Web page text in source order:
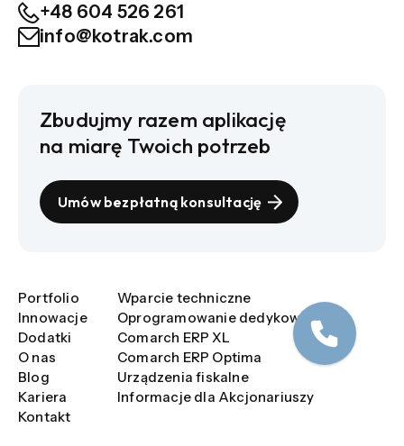
+48 604 526 261
info@kotrak.com
Portfolio
Innowacje
Dodatki
O nas
Blog
Kariera
Kontakt
Wparcie techniczne
Oprogramowanie dedykowane
Comarch ERP XL
Comarch ERP Optima
Urządzenia fiskalne
Informacje dla Akcjonariuszy
Zbudujmy razem aplikację
na miarę Twoich potrzeb
Umów bezpłatną konsultację